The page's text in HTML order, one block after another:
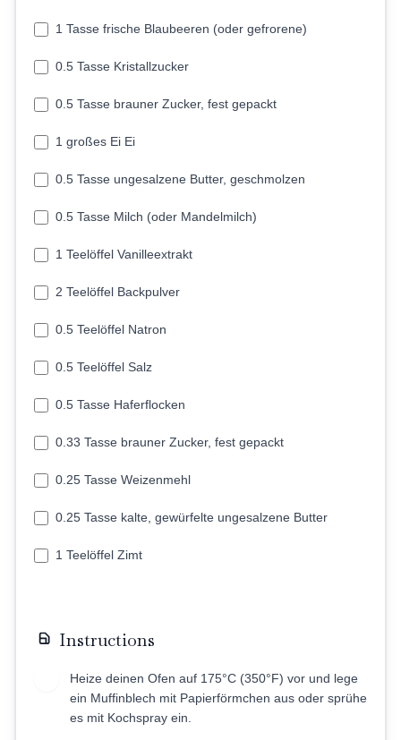
1 Tasse frische Blaubeeren (oder gefrorene)
0.5 Tasse Kristallzucker
0.5 Tasse brauner Zucker, fest gepackt
1 großes Ei Ei
0.5 Tasse ungesalzene Butter, geschmolzen
0.5 Tasse Milch (oder Mandelmilch)
1 Teelöffel Vanilleextrakt
2 Teelöffel Backpulver
0.5 Teelöffel Natron
0.5 Teelöffel Salz
0.5 Tasse Haferflocken
0.33 Tasse brauner Zucker, fest gepackt
0.25 Tasse Weizenmehl
0.25 Tasse kalte, gewürfelte ungesalzene Butter
1 Teelöffel Zimt
Instructions
Heize deinen Ofen auf 175°C (350°F) vor und lege
ein Muffinblech mit Papierförmchen aus oder sprühe
es mit Kochspray ein.